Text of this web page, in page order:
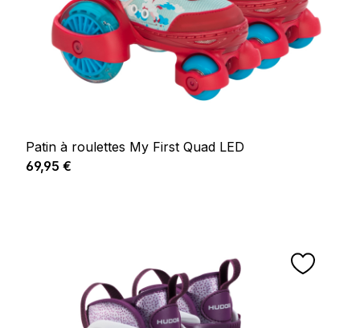
Patin à roulettes My First Quad LED
Prix régulier :
69,95 €